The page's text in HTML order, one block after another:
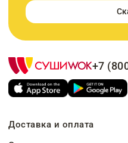
+7
Доставка и оплата